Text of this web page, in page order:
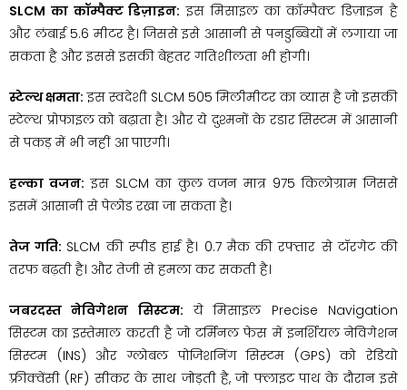
SLCM का कॉम्पैक्ट डिज़ाइन: इस मिसाइल का कॉम्पैक्ट डिज़ाइन है
और लंबाई 5.6 मीटर है। जिससे इसे आसानी से पनडुब्बियों में लगाया जा
सकता है और इससे इसकी बेहतर गतिशीलता भी होगी।
स्टेल्थ क्षमता: इस स्वदेशी SLCM 505 मिलीमीटर का व्यास है जो इसकी
स्टेल्थ प्रोफाइल को बढ़ाता है। और ये दुश्मनों के रडार सिस्टम में आसानी
से पकड़ में भी नहीं आ पाएगी।
हल्का वजन: इस SLCM का कुल वजन मात्र 975 किलोग्राम जिससे
इसमें आसानी से पेलोड रखा जा सकता है।
तेज गति: SLCM की स्पीड हाई है। 0.7 मैक की रफ्तार से टॉरगेट की
तरफ बढ़ती है। और तेजी से हमला कर सकती है।
जबरदस्त ​नेविगेशन सिस्टम: ये मिसाइल Precise Navigation
सिस्टम का इस्तेमाल करती है जो टर्मिनल फेस में इनर्शियल नेविगेशन
सिस्टम (INS) और ग्लोबल पोजिशनिंग सिस्टम (GPS) को रेडियो
फ़्रीक्वेंसी (RF) सीकर के साथ जोड़ती है, जो फ्लाइट पाथ के दौरान इसे